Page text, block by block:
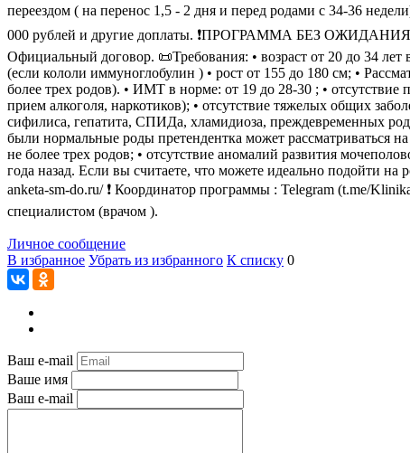
переездом ( на перенос 1,5 - 2 дня и перед родами с 34-36
000 рублей и другие доплаты. ❗ПРОГРАММА БЕЗ ОЖИДАНИЯ.
Официальный договор. 📜Требования: • возраст от 20 до 34 лет
(если кололи иммуноглобулин ) • рост от 155 до 180 см; •
более трех родов). • ИМТ в норме: от 19 до 28-30 ; •
прием алкоголя, наркотиков); • отсутствие тяжелых общих
сифилиса, гепатита, СПИДа, хламидиоза, преждевременных
были нормальные роды претендентка может рассматриваться
не более трех родов; • отсутствие аномалий развития
года назад. Если вы считаете, что можете идеально
anketa-sm-do.ru/ ❗ Координатор программы : Telegram (t.me/
специалистом (врачом ).
Личное сообщение
В избранное Убрать из избранного К списку 0
Ваш e-mail
Ваше имя
Ваш e-mail